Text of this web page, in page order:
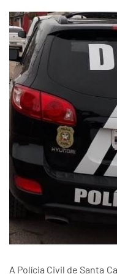
A Polícia Civil de Santa